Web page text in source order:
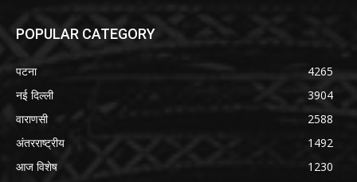
POPULAR CATEGORY
पटना
4265
नई दिल्ली
3904
वाराणसी
2588
अंतरराष्ट्रीय
1492
आज विशेष
1230